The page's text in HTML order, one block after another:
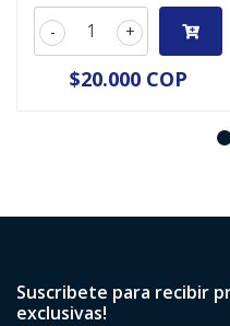
+
-
$20.000 COP
Suscribete para recibir
exclusivas!